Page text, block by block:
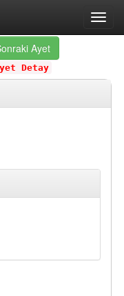
Ayet
Detay